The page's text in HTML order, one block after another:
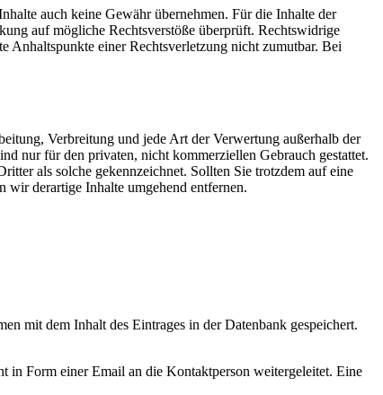
auch keine Gewähr übernehmen. Für die Inhalte der
auf mögliche Rechtsverstöße überprüft. Rechtswidrige
einer Rechtsverletzung nicht zumutbar. Bei
Verbreitung und jede Art der Verwertung außerhalb der
nur für den privaten, nicht kommerziellen Gebrauch gestattet.
als solche gekennzeichnet. Sollten Sie trotzdem auf eine
wir derartige Inhalte umgehend entfernen.
mit dem Inhalt des Eintrages in der Datenbank gespeichert.
in Form einer Email an die Kontaktperson weitergeleitet. Eine